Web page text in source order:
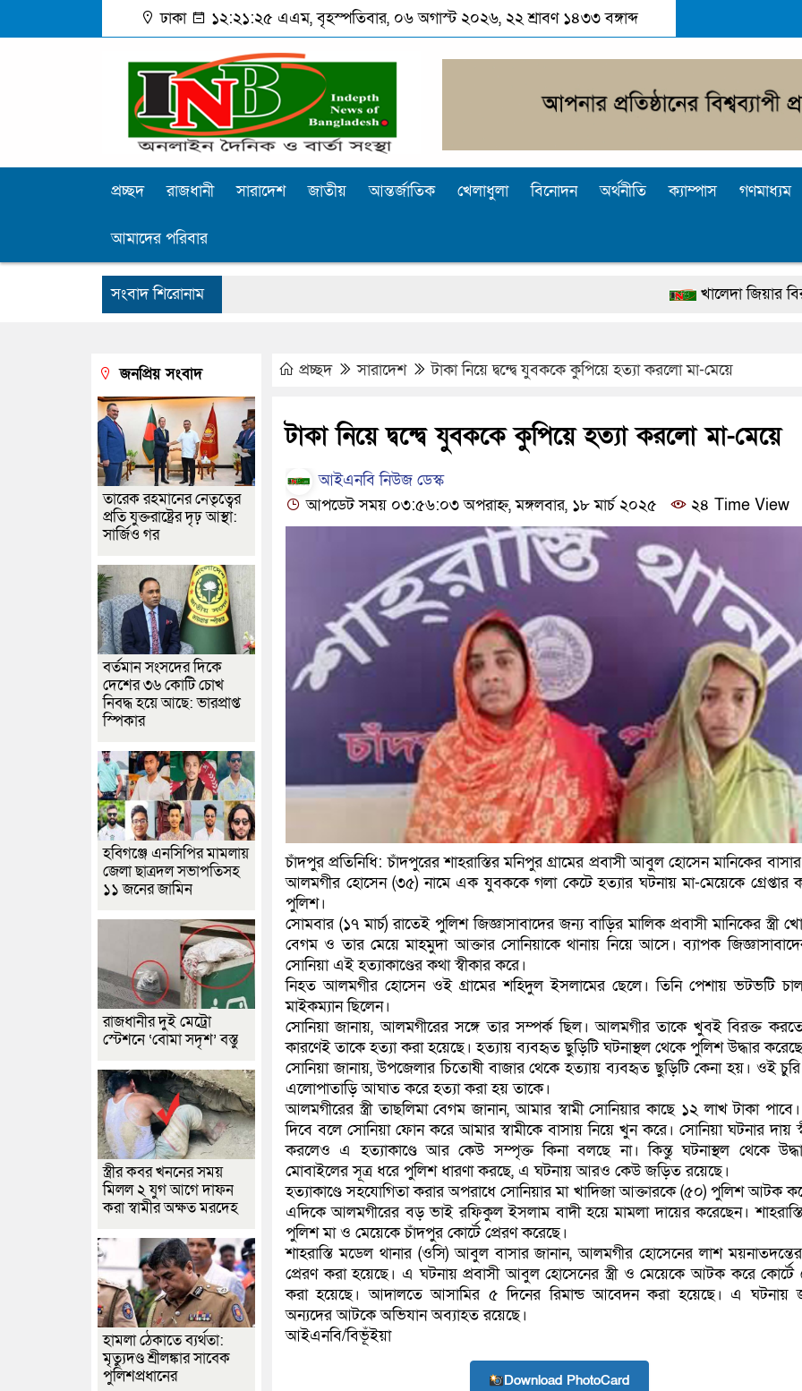
ঢাকা ১২:২১:২৬ এএম, বৃহস্পতিবার, ০৬ অগাস্ট ২০২৬, ২২ শ্রাবণ ১৪৩৩ বঙ্গাব্দ
প্রচ্ছদ রাজধানী সারাদেশ জাতীয় আন্তর্জাতিক খেলাধুলা বিনোদন অর্থনীতি ক্যাম্পাস গণমাধ্যম
আমাদের পরিবার
সংবাদ শিরোনাম খালেদা জিয়ার বিরুদ্ধে
পুলিশ কোনো দলের বা গোষ্ঠীর
ঢাকার চারপাশে সচল হবে
আদালতকে বলতে চাইলাম
প্রচ্ছদ সারাদেশ টাকা নিয়ে দ্বন্দ্বে যুবককে কুপিয়ে হত্যা করলো মা-মেয়ে
টাকা নিয়ে দ্বন্দ্বে যুবককে কুপিয়ে হত্যা করলো মা-মেয়ে
আইএনবি নিউজ ডেস্ক
আপডেট সময় ০৩:৫৬:০৩ অপরাহ্ন, মঙ্গলবার, ১৮ মার্চ ২০২৫
২৪ Time View
চাঁদপুর প্রতিনিধি: চাঁদপুরের শাহরাস্তির মনিপুর গ্রামের প্রবাসী আবুল হোসেন মানিকের
আলমগীর হোসেন (৩৫) নামে এক যুবককে গলা কেটে হত্যার ঘটনায় মা-মেয়েকে গ্রেপ্তার
পুলিশ।
সোমবার (১৭ মার্চ) রাতেই পুলিশ জিজ্ঞাসাবাদের জন্য বাড়ির মালিক প্রবাসী মানিকের স্ত্রী
বেগম ও তার মেয়ে মাহমুদা আক্তার সোনিয়াকে থানায় নিয়ে আসে। ব্যাপক
সোনিয়া এই হত্যাকাণ্ডের কথা স্বীকার করে।
নিহত আলমগীর হোসেন ওই গ্রামের শহিদুল ইসলামের ছেলে। তিনি পেশায় ভটভটি
মাইকম্যান ছিলেন।
সোনিয়া জানায়, আলমগীরের সঙ্গে তার সম্পর্ক ছিল। আলমগীর তাকে খুবই বিরক্ত
কারণেই তাকে হত্যা করা হয়েছে। হত্যায় ব্যবহৃত ছুড়িটি ঘটনাস্থল থেকে পুলিশ উদ্ধার
সোনিয়া জানায়, উপজেলার চিতোষী বাজার থেকে হত্যায় ব্যবহৃত ছুড়িটি কেনা হয়। ওই চুরি
এলোপাতাড়ি আঘাত করে হত্যা করা হয় তাকে।
আলমগীরের স্ত্রী তাছলিমা বেগম জানান, আমার স্বামী সোনিয়ার কাছে ১২ লাখ টাকা
দিবে বলে সোনিয়া ফোন করে আমার স্বামীকে বাসায় নিয়ে খুন করে। সোনিয়া ঘটনার দায়
করলেও এ হত্যাকাণ্ডে আর কেউ সম্পৃক্ত কিনা বলছে না। কিন্তু ঘটনাস্থল থেকে
মোবাইলের সূত্র ধরে পুলিশ ধারণা করছে, এ ঘটনায় আরও কেউ জড়িত রয়েছে।
হত্যাকাণ্ডে সহযোগিতা করার অপরাধে সোনিয়ার মা খাদিজা আক্তারকে (৫০) পুলিশ আটক
এদিকে আলমগীরের বড় ভাই রফিকুল ইসলাম বাদী হয়ে মামলা দায়ের করেছেন। শাহরাস্তি
পুলিশ মা ও মেয়েকে চাঁদপুর কোর্টে প্রেরণ করেছে।
শাহরাস্তি মডেল থানার (ওসি) আবুল বাসার জানান, আলমগীর হোসেনের লাশ
প্রেরণ করা হয়েছে। এ ঘটনায় প্রবাসী আবুল হোসেনের স্ত্রী ও মেয়েকে আটক করে কোর্টে
করা হয়েছে। আদালতে আসামির ৫ দিনের রিমান্ড আবেদন করা হয়েছে। এ ঘটনায়
অন্যদের আটকে অভিযান অব্যাহত রয়েছে।
আইএনবি/বিভূঁইয়া
Download PhotoCard
জনপ্রিয় সংবাদ
তারেক রহমানের নেতৃত্বের
প্রতি যুক্তরাষ্ট্রের দৃঢ় আস্থা:
সার্জিও গর
বর্তমান সংসদের দিকে
দেশের ৩৬ কোটি চোখ
নিবদ্ধ হয়ে আছে: ভারপ্রাপ্ত
স্পিকার
হবিগঞ্জে এনসিপির মামলায়
জেলা ছাত্রদল সভাপতিসহ
১১ জনের জামিন
রাজধানীর দুই মেট্রো
স্টেশনে ‘বোমা সদৃশ’ বস্তু
স্ত্রীর কবর খননের সময়
মিলল ২ যুগ আগে দাফন
করা স্বামীর অক্ষত মরদেহ
হামলা ঠেকাতে ব্যর্থতা:
মৃত্যুদণ্ড শ্রীলঙ্কার সাবেক
পুলিশপ্রধানের